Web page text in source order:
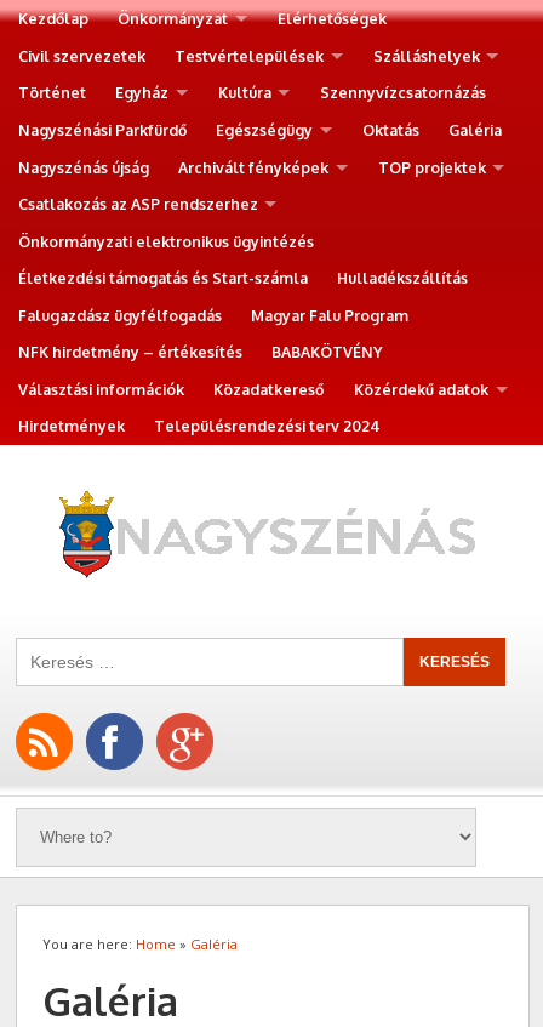
Kezdőlap Önkormányzat
Elérhetőségek
Civil szervezetek
Testvértelepülések
Szálláshelyek
Történet
Egyház Kultúra
Szennyvízcsatornázás
Nagyszénási Parkfürdő
Egészségügy Oktatás
Galéria
Nagyszénás újság
Archivált fényképek
TOP projektek
Csatlakozás az ASP rendszerhez
Önkormányzati elektronikus ügyintézés
Életkezdési támogatás és Start-számla
Hulladékszállítás
Falugazdász ügyfélfogadás
Magyar Falu Program
NFK hirdetmény – értékesítés
BABAKÖTVÉNY
Választási információk
Közadatkereső
Közérdekű adatok
Hirdetmények
Településrendezési terv 2024
You are here: Home » Galéria
Galéria